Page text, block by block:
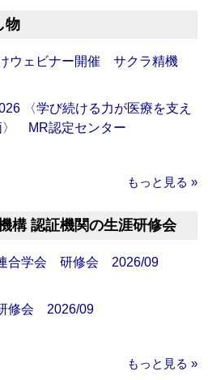
物
ウェビナー開催 サクラ精機
〈学び続ける力が医療を支え
〉 MR認定センター
もっと見る »
構 認証機関の生涯研修会
合学会 研修会 2026/09
修会 2026/09
もっと見る »